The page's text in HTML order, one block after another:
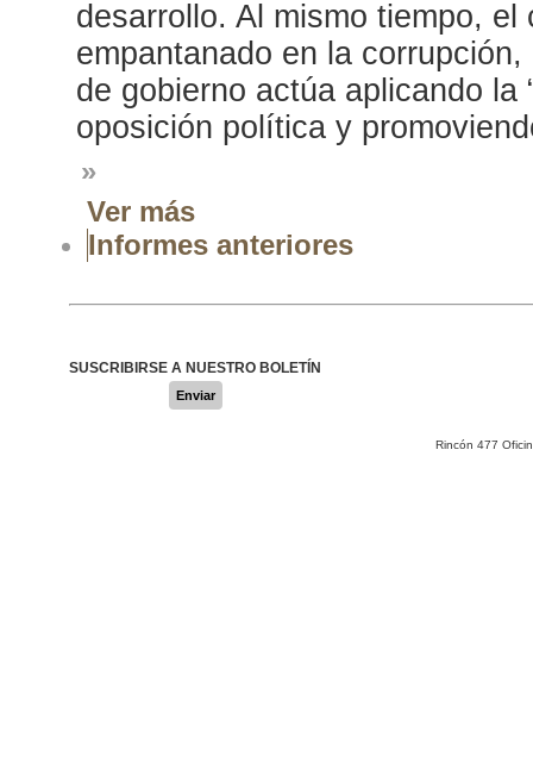
desarrollo. Al mismo tiempo,
empantanado en la
de gobierno actúa aplicando la
oposición política y
»
Ver más
Informes anteriores
SUSCRIBIRSE A NUESTRO BOLETÍN
Enviar
Rincón 477